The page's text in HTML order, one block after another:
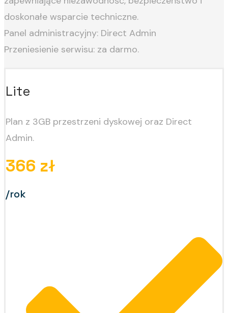
doskonałe wsparcie techniczne.
Panel administracyjny: Direct Admin
Przeniesienie serwisu: za darmo.
Lite
Plan z 3GB przestrzeni dyskowej oraz Direct
Admin.
366 zł
/rok